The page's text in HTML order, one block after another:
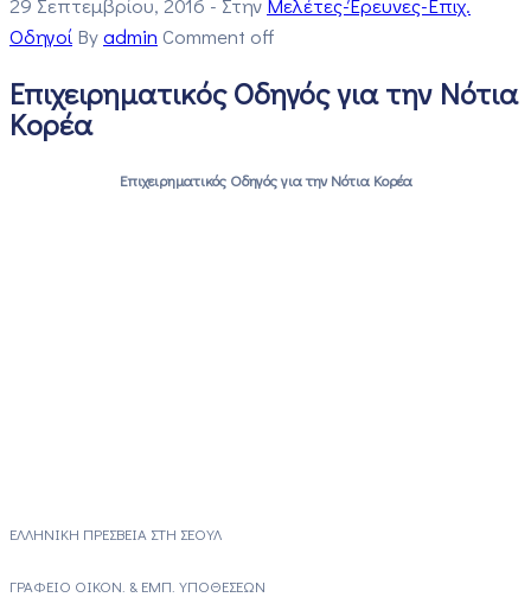
Οδηγοί Byadmin Comment off
Επιχειρηματικός Οδηγός για την Νότια
Κορέα
Επιχειρηματικός Οδηγός για την Νότια Κορέα
ΕΛΛΗΝΙΚΗ ΠΡΕΣΒΕΙΑ ΣΤΗ ΣΕΟΥΛ
ΓΡΑΦΕΙΟ ΟΙΚΟΝ. & ΕΜΠ. ΥΠΟΘΕΣΕΩΝ